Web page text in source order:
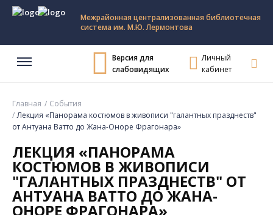
Межрайонная централизованная библиотечная
система им. М.Ю. Лермонтова
Версия для
слабовидящих
Личный
кабинет
Главная
События
Лекция «Панорама костюмов в живописи "галантных празднеств"
от Антуана Ватто до Жана-Оноре Фрагонара»
ЛЕКЦИЯ «ПАНОРАМА
КОСТЮМОВ В ЖИВОПИСИ
"ГАЛАНТНЫХ ПРАЗДНЕСТВ" ОТ
АНТУАНА ВАТТО ДО ЖАНА-
ОНОРЕ ФРАГОНАРА»